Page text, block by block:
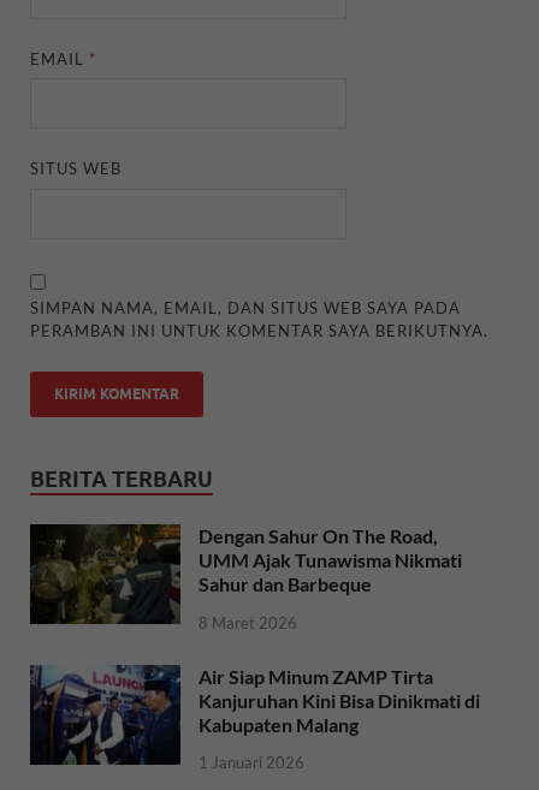
EMAIL *
SITUS WEB
SIMPAN NAMA, EMAIL, DAN SITUS WEB SAYA PADA
PERAMBAN INI UNTUK KOMENTAR SAYA BERIKUTNYA.
BERITA TERBARU
Dengan Sahur On The Road,
UMM Ajak Tunawisma Nikmati
Sahur dan Barbeque
8 Maret 2026
Air Siap Minum ZAMP Tirta
Kanjuruhan Kini Bisa Dinikmati di
Kabupaten Malang
1 Januari 2026